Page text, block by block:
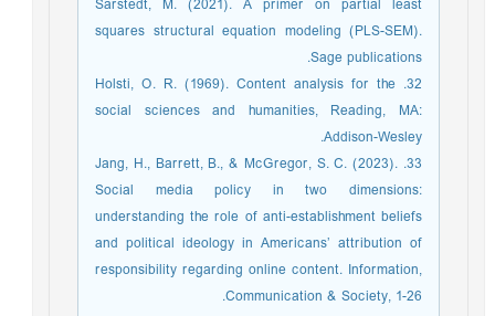
Sarstedt, M. (2021). A primer on partial least
squares structural equation modeling (PLS-SEM).
Sage publications.
32. Holsti, O. R. (1969). Content analysis for the
social sciences and humanities, Reading, MA:
Addison-Wesley.
33. Jang, H., Barrett, B., & McGregor, S. C. (2023).
Social media policy in two dimensions:
understanding the role of anti-establishment beliefs
and political ideology in Americans’ attribution of
responsibility regarding online content. Information,
Communication & Society, 1-26.